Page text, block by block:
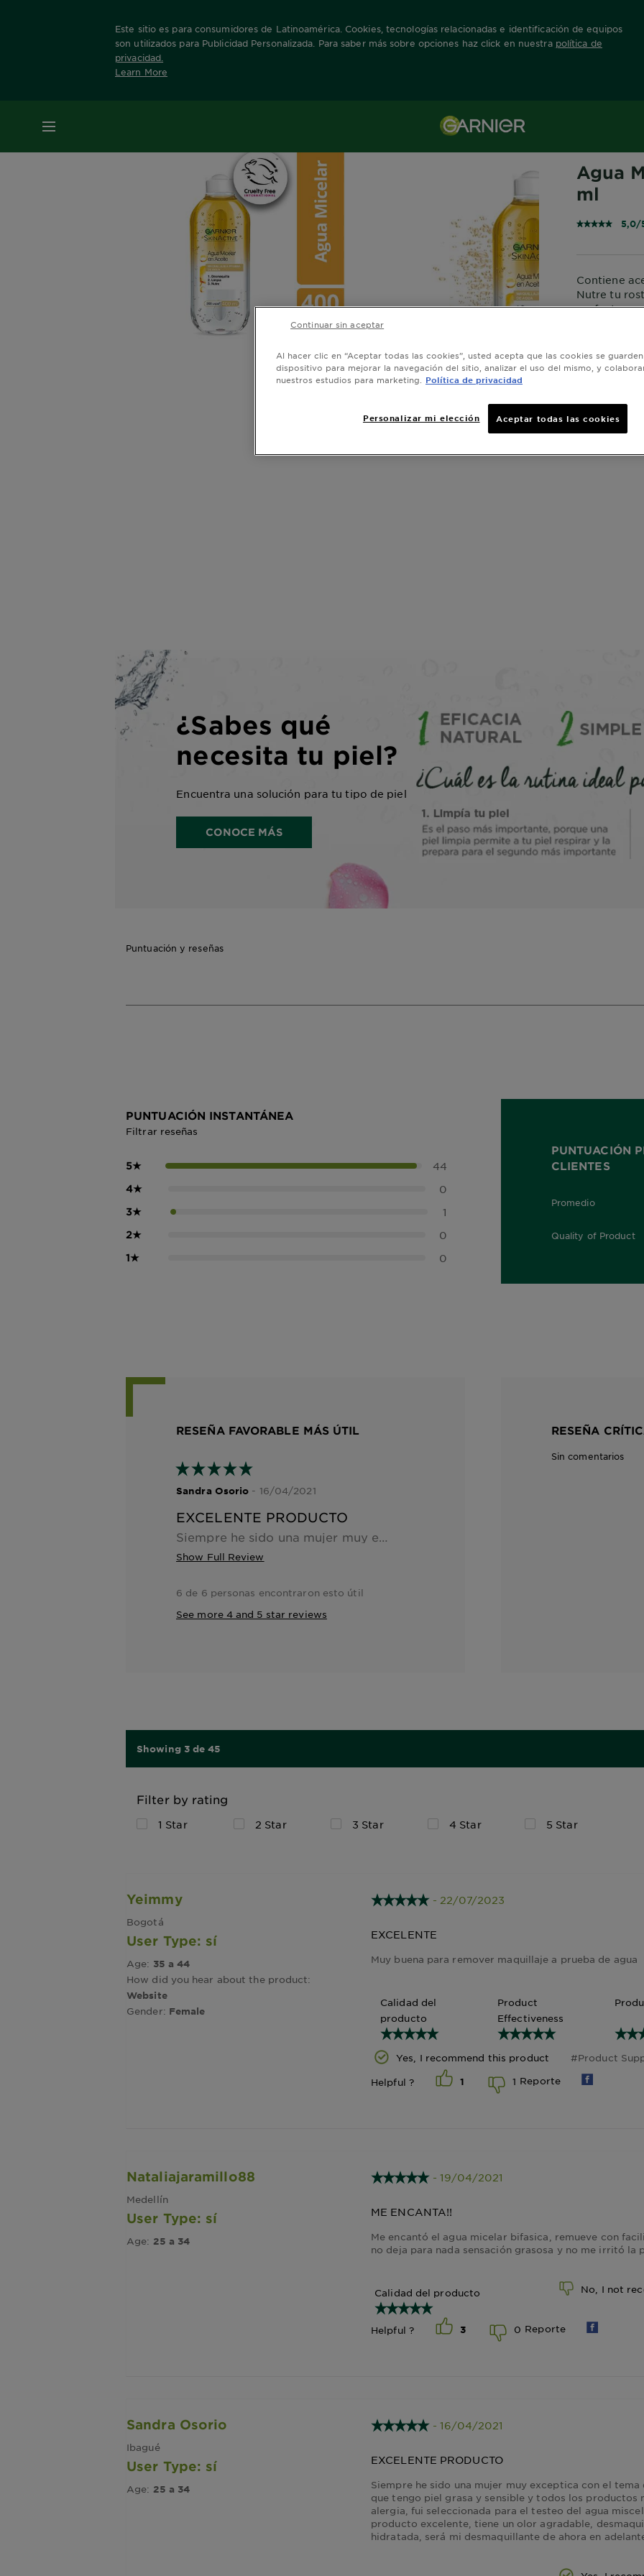
Este sitio es para consumidores de Latinoamérica. Cookies, tecnologías relacionadas e identificación de equipos
son utilizados para Publicidad Personalizada. Para saber más sobre opciones haz click en nuestra política de
privacidad
Learn More
MENÚ
Home Nuestras Marcas
Agua
ml
5,0/
Contiene
Nutre tu
perfecta
¿Sabes qué
necesita tu piel?
Encuentra una solución para tu tipo de piel
CONOCE MÁS
Puntuación y reseñas
PUNTUACIÓN INSTANTÁNEA
Filtrar reseñas
5★ 44
4★ 0
3★ 1
2★ 0
1★ 0
PUNTUACIÓN
CLIENTES
Promedio
5,0 out of 5 stars
Quality of Product
5,0 out of 5 stars
RESEÑA FAVORABLE MÁS ÚTIL
Sandra Osorio - 16/04/2021
EXCELENTE PRODUCTO
Siempre he sido una mujer muy exceptica con el tema del maquillaje y los desmaquillantes ya que tengo piel grasa y sensible y todos los productos me agudizaban la grasa o me daban alergia, fui seleccionada para el testeo del agua miscelar bifasica y estoy feliz, es un producto excelente, tiene un olor agradable, desmaquilla muy bien y fácil, deja la piel suave e hidratada, será mi desmaquillante de ahora en adelante, me encanta
Show Full Review
6 de 6 personas encontraron esto útil
See more 4 and 5 star reviews
RESEÑA
Sin comentarios
Showing 3 de 45
Filter by rating
1 Star 2 Star 3 Star 4 Star 5 Star
Yeimmy
Bogotá
User Type: sí
Age: 35 a 44
How did you hear about the product:
Website
Gender: Female
- 22/07/2023
EXCELENTE
Muy buena para remover maquillaje a prueba de agua
Calidad del
producto
Product
Effectiveness
Yes, I recommend this product
#Product
Helpful ?
1 1 Reporte
Nataliajaramillo88
Medellín
User Type: sí
Age: 25 a 34
- 19/04/2021
ME ENCANTA!!
Me encantó el agua micelar bifasica, remueve con
no deja para nada sensación grasosa y no me irritó la
Calidad del producto No, I not
Helpful ? 3 0 Reporte
Sandra Osorio
Ibagué
User Type: sí
Age: 25 a 34
- 16/04/2021
EXCELENTE PRODUCTO
Siempre he sido una mujer muy exceptica con el
que tengo piel grasa y sensible y todos los productos
alergia, fui seleccionada para el testeo del agua
producto excelente, tiene un olor agradable,
hidratada, será mi desmaquillante de ahora en
Al hacer clic en “Aceptar todas las cookies”, usted acepta que las cookies se
dispositivo para mejorar la navegación del sitio, analizar el uso del mismo, y
nuestros estudios para marketing.
Política de privacidad
Personalizar mi elección Aceptar todas las cookies
Continuar sin aceptar